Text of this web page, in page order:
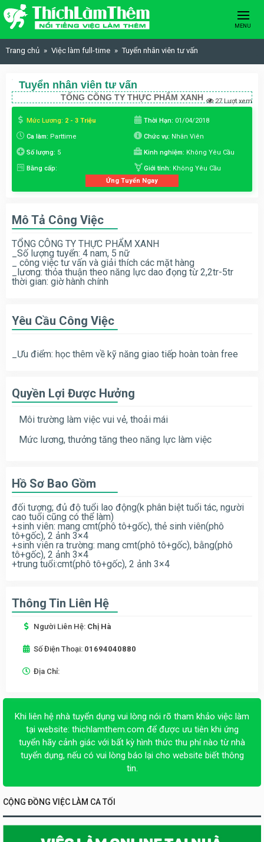
Skip to content
MENU
Trang chủ Việc làm full-time Tuyển nhân viên tư vấn
Tuyển nhân viên tư vấn
TỔNG CÔNG TY THỰC PHẨM XANH 27 Lượt xem
Mức Lương: 2 - 3 Triệu Thời Hạn: 01/04/2018
Ca làm: Parttime Chức vụ: Nhân Viên
Số lượng: 5 Kinh nghiệm: Không Yêu Cầu
Bằng cấp: Giới tính: Không Yêu Cầu
Ứng Tuyển Ngay
Mô Tả Công Việc
TỔNG CÔNG TY THỰC PHẨM XANH
_Số lượng tuyển: 4 nam, 5 nữ
_ công việc tư vấn và giải thích các mặt hàng
_lương: thỏa thuận theo năng lực dao đọng từ 2,2tr-5tr
thời gian: giờ hành chính
Yêu Cầu Công Việc
_Ưu điểm: học thêm về kỹ năng giao tiếp hoàn toàn free
Quyền Lợi Được Hưởng
Môi trường làm việc vui vẻ, thoải mái
Mức lương, thưởng tăng theo năng lực làm việc
Hồ Sơ Bao Gồm
đối tượng; đủ độ tuổi lao động(k phân biệt tuổi tác, người
cao tuổi cũng có thể làm)
+sinh viên: mang cmt(phô tô+gốc), thẻ sinh viên(phô
tô+gốc), 2 ảnh 3×4
+sinh viên ra trường: mang cmt(phô tô+gốc), bằng(phô
tô+gốc), 2 ảnh 3×4
+trung tuổi:cmt(phô tô+gốc), 2 ảnh 3×4
Thông Tin Liên Hệ
Người Liên Hệ: Chị Hà
Số Điện Thoại: 01694040880
Địa Chỉ:
Khi liên hệ nhà tuyển dụng vui lòng nói rõ tham khảo việc làm
tại website: thichlamthem.com để được ưu tiên khi ứng
tuyển hãy cảnh giác với bất kỳ hình thức thu phí nào từ nhà
tuyển dụng, nếu có vui lòng báo lại cho website biết thông
tin.
CỘNG ĐỒNG VIỆC LÀM CA TỐI